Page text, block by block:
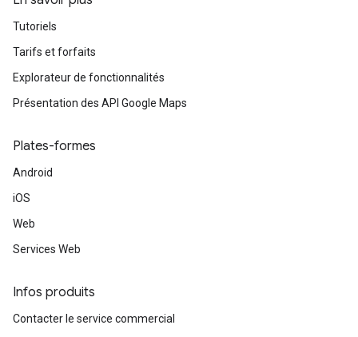
Tutoriels
Tarifs et forfaits
Explorateur de fonctionnalités
Présentation des API Google Maps
Plates-formes
Android
iOS
Web
Services Web
Infos produits
Contacter le service commercial